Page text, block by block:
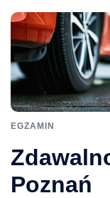
EGZAMIN
Poznań